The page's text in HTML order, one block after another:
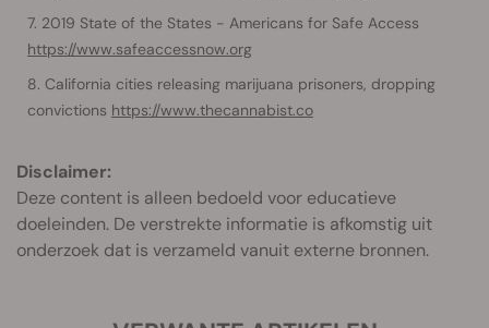
2019 State of the States - Americans for Safe Access
https://www.safeaccessnow.org
California cities releasing marijuana prisoners, dropping
convictions https://www.thecannabist.co
Disclaimer:
Deze content is alleen bedoeld voor educatieve
doeleinden. De verstrekte informatie is afkomstig uit
onderzoek dat is verzameld vanuit externe bronnen.